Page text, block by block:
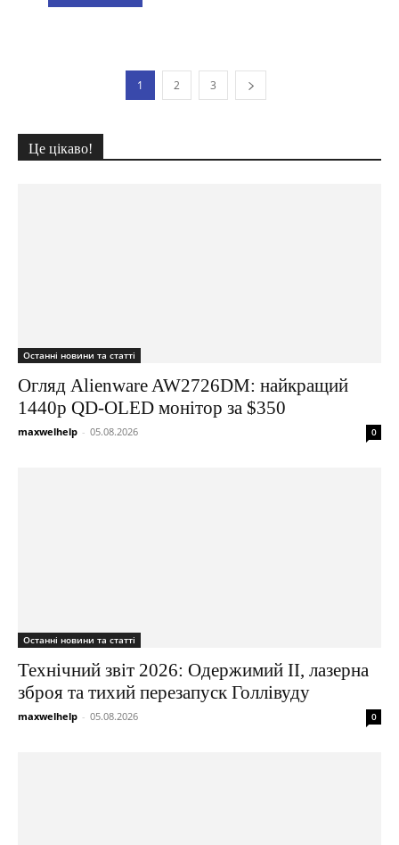
1 2 3
Це цікаво!
Останні новини та статті
Огляд Alienware AW2726DM: найкращий
1440p QD-OLED монітор за $350
maxwelhelp - 05.08.2026 0
Останні новини та статті
Технічний звіт 2026: Одержимий ІІ, лазерна
зброя та тихий перезапуск Голлівуду
maxwelhelp - 05.08.2026 0